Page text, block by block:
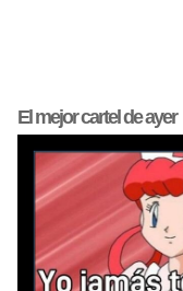
El mejorcartel de ayer